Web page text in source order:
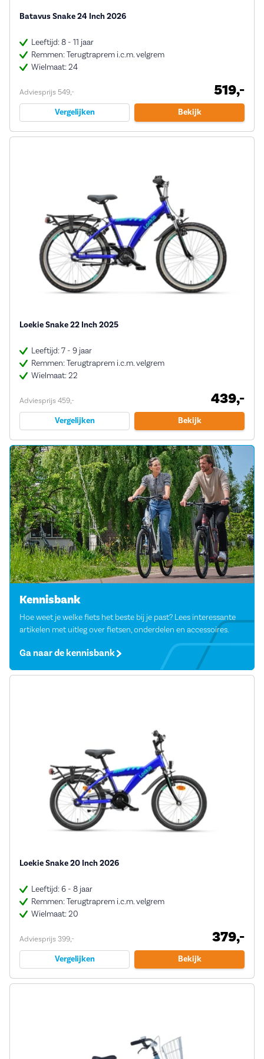
Batavus Snake 24 Inch 2026
Leeftijd: 8 - 11 jaar
Remmen: Terugtraprem i.c.m. velgrem
Wielmaat: 24
Adviesprijs 549,- 519,-
Vergelijken Bekijk
Loekie Snake 22 Inch 2025
Leeftijd: 7 - 9 jaar
Remmen: Terugtraprem i.c.m. velgrem
Wielmaat: 22
Adviesprijs 459,- 439,-
Vergelijken Bekijk
Kennisbank
Hoe weet je welke fiets het beste bij je past? Lees interessante
artikelen met uitleg over fietsen, onderdelen en accessoires.
Ga naar de kennisbank
Loekie Snake 20 Inch 2026
Leeftijd: 6 - 8 jaar
Remmen: Terugtraprem i.c.m. velgrem
Wielmaat: 20
Adviesprijs 399,- 379,-
Vergelijken Bekijk